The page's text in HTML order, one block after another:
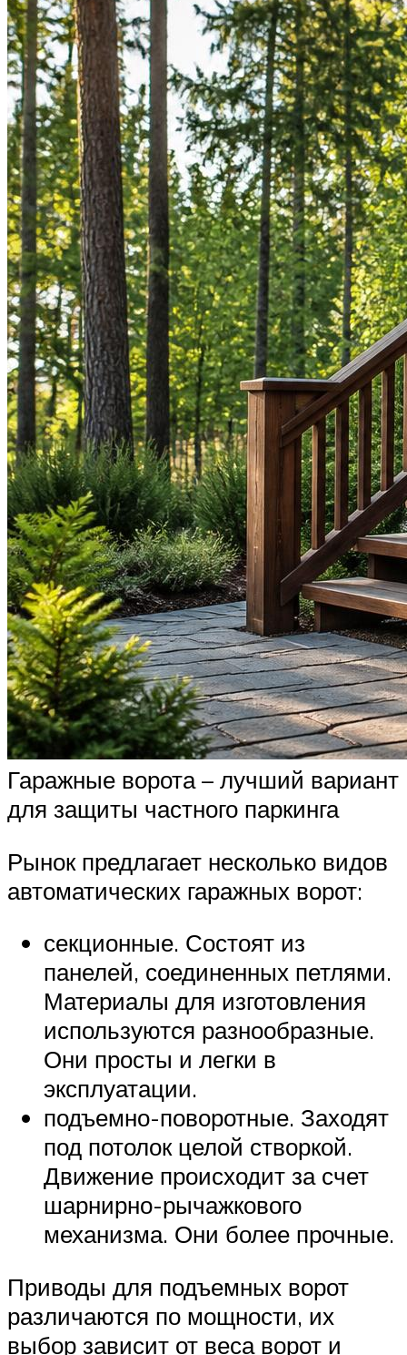
Гаражные ворота – лучший вариант
для защиты частного паркинга
Рынок предлагает несколько видов
автоматических гаражных ворот:
секционные. Состоят из
панелей, соединенных петлями.
Материалы для изготовления
используются разнообразные.
Они просты и легки в
эксплуатации.
подъемно-поворотные. Заходят
под потолок целой створкой.
Движение происходит за счет
шарнирно-рычажкового
механизма. Они более прочные.
Приводы для подъемных ворот
различаются по мощности, их
выбор зависит от веса ворот и